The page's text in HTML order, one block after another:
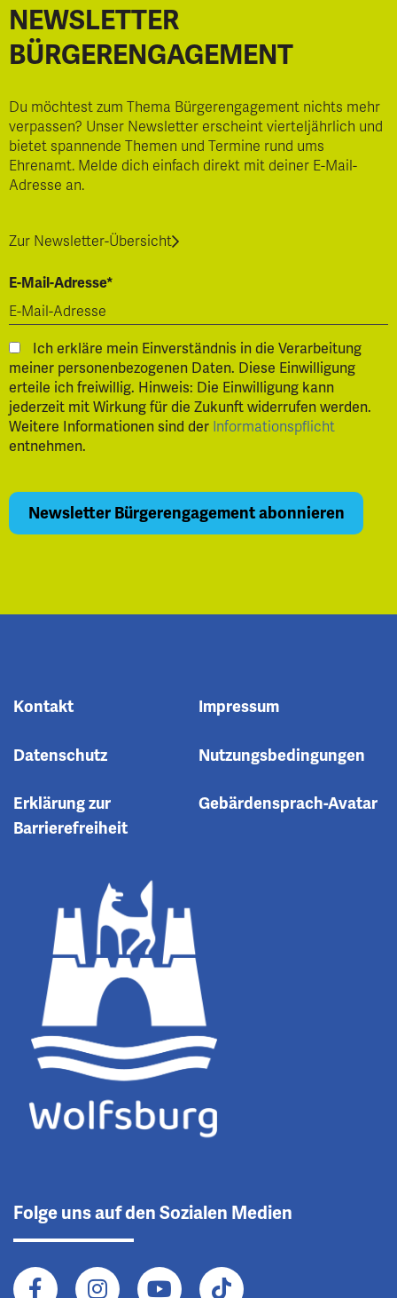
NEWSLETTER
BÜRGERENGAGEMENT
Du möchtest zum Thema Bürgerengagement nichts mehr
verpassen? Unser Newsletter erscheint vierteljährlich und
bietet spannende Themen und Termine rund ums
Ehrenamt. Melde dich einfach direkt mit deiner E-Mail-
Adresse an.
Zur Newsletter-Übersicht
E-Mail-Adresse*
Ich erkläre mein Einverständnis in die Verarbeitung
meiner personenbezogenen Daten. Diese Einwilligung
erteile ich freiwillig. Hinweis: Die Einwilligung kann
jederzeit mit Wirkung für die Zukunft widerrufen werden.
Weitere Informationen sind der Informationspflicht
entnehmen.
Kontakt Impressum
Datenschutz Nutzungsbedingungen
Erklärung zur
Barrierefreiheit
Gebärdensprach-Avatar
Folge uns auf den Sozialen Medien